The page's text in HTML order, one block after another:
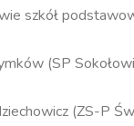
szkół
(SP
(ZS-P